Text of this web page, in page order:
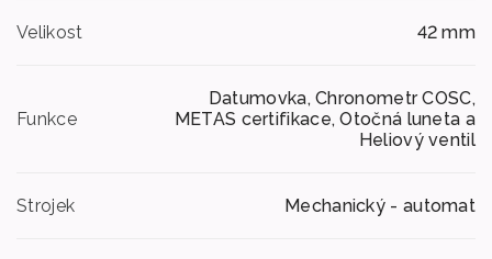
Velikost 42 mm
Funkce
Datumovka, Chronometr COSC,
METAS certifikace, Otočná luneta a
Heliový ventil
Strojek Mechanický - automat